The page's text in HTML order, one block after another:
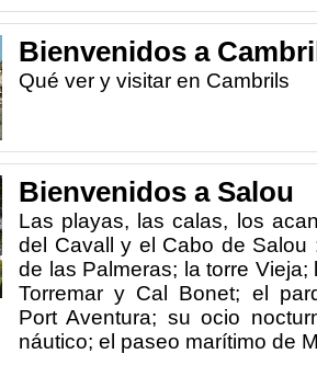
Bienvenidos a
Qué ver y visitar en Cambrils
Bienvenidos a Salou
Las playas, las calas, los
del Cavall y el Cabo de
de las Palmeras; la torre
Torremar y Cal Bonet; el
Port Aventura; su ocio
náutico; el paseo marítimo de